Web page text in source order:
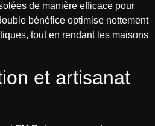
de manière efficace pour
bénéfice optimise nettement
tout en rendant les maisons
et artisanat